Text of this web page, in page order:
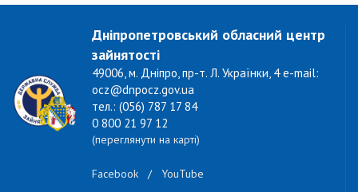
Дніпропетровський обласний центр
зайнятості
49006, м. Дніпро, пр-т. Л. Українки, 4 e-mail:
ocz@dnpocz.gov.ua
тел.: (056) 787 17 84
0 800 21 97 12
(переглянути на карті)
Facebook / YouTube